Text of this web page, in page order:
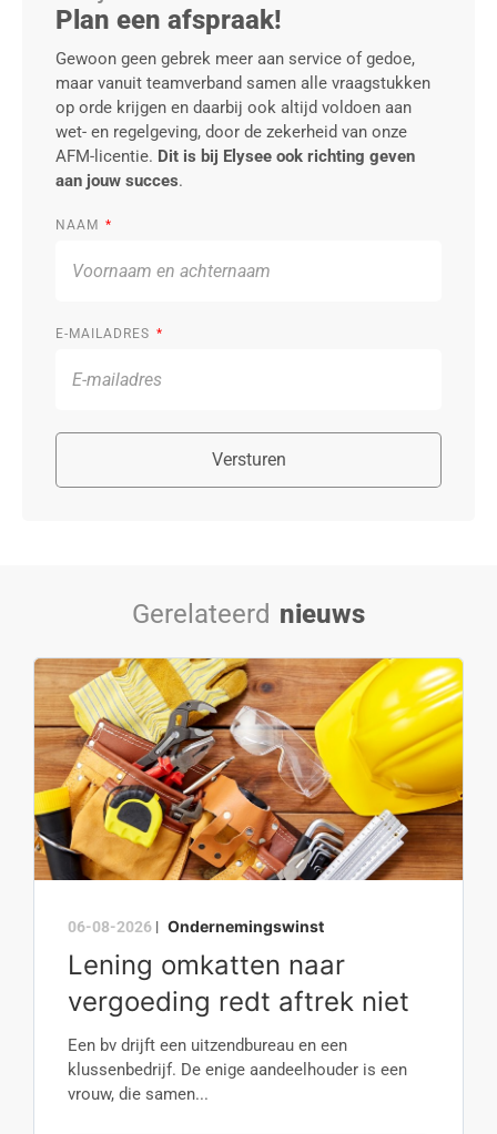
Plan een afspraak!
Gewoon geen gebrek meer aan service of gedoe,
maar vanuit teamverband samen alle vraagstukken
op orde krijgen en daarbij ook altijd voldoen aan
wet- en regelgeving, door de zekerheid van onze
AFM-licentie. Dit is bij Elysee ook richting geven
aan jouw succes.
NAAM
E-MAILADRES
Versturen
Gerelateerd nieuws
06-08-2026 | Ondernemingswinst
Lening omkatten naar
vergoeding redt aftrek niet
Een bv drijft een uitzendbureau en een
klussenbedrijf. De enige aandeelhouder is een
vrouw, die samen...